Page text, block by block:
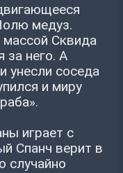
медуз.
массой Сквида
за него. А
унесли соседа
и миру
играет с
Спанч верит в
случайно